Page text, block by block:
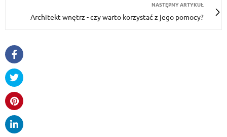
NASTĘPNY ARTYKUŁ
Architekt wnętrz - czy warto korzystać z jego pomocy?